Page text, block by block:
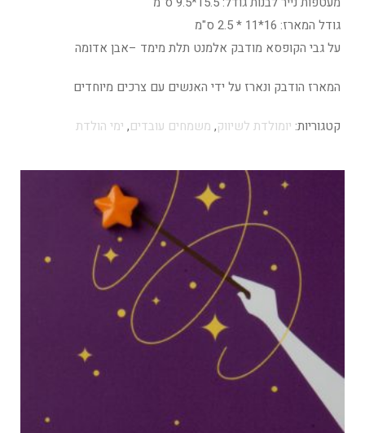
גודל המארז: 16*11 * 2.5 ס"מ
על גבי הקופסא מודבק אלמנט תלת מימד –אבן אדומה
המארז הודבק ונארז על ידי האנשים עם צרכים מיוחדים
קטגוריות: יומולדת לשיווק, משמחים עובדים, ימי הולדת